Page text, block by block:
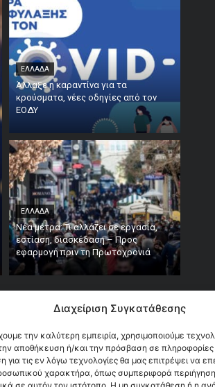
Διαχείριση Συγκατάθεσης
την καλύτερη εμπειρία, χρησιμοποιούμε
αποθήκευση ή/και την πρόσβαση σε
για τις εν λόγω τεχνολογίες θα μας επιτρέψει να
χαρακτήρα, όπως συμπεριφορά
ΕΛΛΑΔΑ
Άλλαξε η καραντίνα για τα
κρούσματα, νέες οδηγίες από τον
ΕΟΔΥ
ΕΛΛΑΔΑ
Νέα μέτρα: Τι αλλάζει σε εργασία,
εστίαση, διασκέδαση – Προς
εφαρμογή πριν τη Πρωτοχρονιά